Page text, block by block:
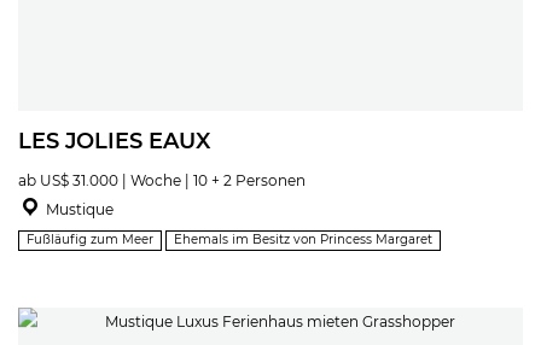
LES JOLIES EAUX
ab US$ 31.000 | Woche | 10 + 2 Personen
Mustique
Fußläufig zum Meer Ehemals im Besitz von Princess Margaret